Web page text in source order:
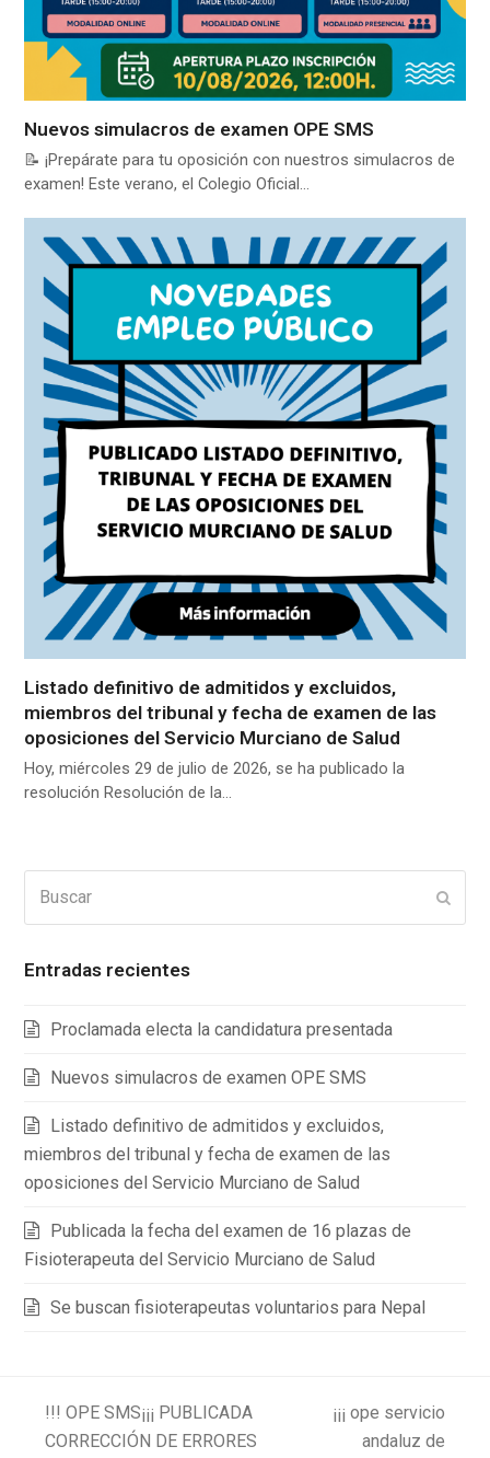
Nuevos simulacros de examen OPE SMS
📝 ¡Prepárate para tu oposición con nuestros simulacros de
examen! Este verano, el Colegio Oficial…
Listado definitivo de admitidos y excluidos,
miembros del tribunal y fecha de examen de las
oposiciones del Servicio Murciano de Salud
Hoy, miércoles 29 de julio de 2026, se ha publicado la
resolución Resolución de la…
Entradas recientes
Proclamada electa la candidatura presentada
Nuevos simulacros de examen OPE SMS
Listado definitivo de admitidos y excluidos,
miembros del tribunal y fecha de examen de las
oposiciones del Servicio Murciano de Salud
Publicada la fecha del examen de 16 plazas de
Fisioterapeuta del Servicio Murciano de Salud
Se buscan fisioterapeutas voluntarios para Nepal
!!! OPE SMS¡¡¡ PUBLICADA
CORRECCIÓN DE ERRORES
¡¡¡ ope servicio
andaluz de